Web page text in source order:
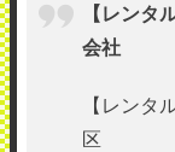
【レンタ
会社
【レンタ
区